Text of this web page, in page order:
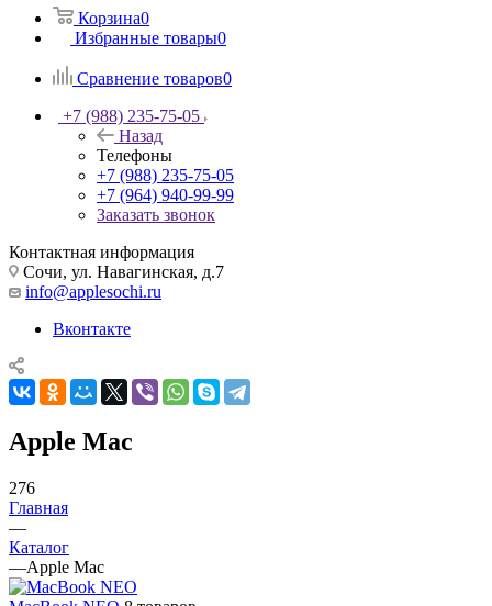
Корзина0
Избранные товары0
Сравнение товаров0
+7 (988) 235-75-05
Назад
Телефоны
+7 (988) 235-75-05
+7 (964) 940-99-99
Заказать звонок
Контактная информация
Сочи, ул. Навагинская, д.7
info@applesochi.ru
Вконтакте
Apple Mac
276
Главная
—
Каталог
—Apple Mac